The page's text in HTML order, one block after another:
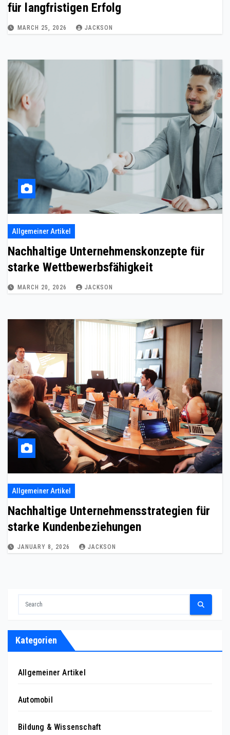
für langfristigen Erfolg
MARCH 25, 2026 JACKSON
Allgemeiner Artikel
Nachhaltige Unternehmenskonzepte für
starke Wettbewerbsfähigkeit
MARCH 20, 2026 JACKSON
Allgemeiner Artikel
Nachhaltige Unternehmensstrategien für
starke Kundenbeziehungen
JANUARY 8, 2026 JACKSON
Kategorien
Allgemeiner Artikel
Automobil
Bildung & Wissenschaft